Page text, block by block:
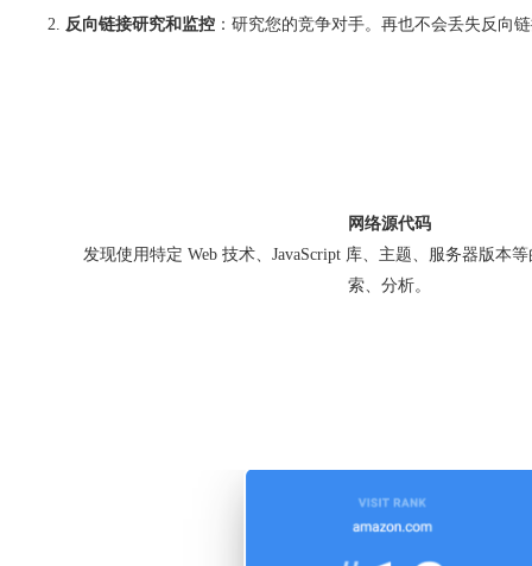
反向链接研究和监控 ：研究您的竞争对手。再也不会丢失反向
网络源代码
发现使用特定 Web 技术、JavaScript 库、主题、服务器版本
索、分析。